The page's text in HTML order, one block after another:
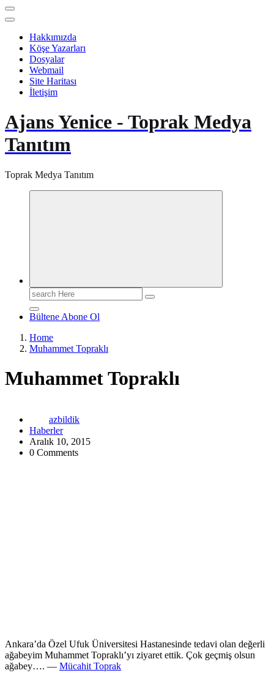
Hakkımızda
Köşe Yazarları
Dosyalar
Webmail
Site Haritası
İletişim
Ajans Yenice - Toprak Medya
Tanıtım
Toprak Medya Tanıtım
Search
for:
Bültene Abone Ol
Home
Muhammet Topraklı
Muhammet Topraklı
azbildik
Haberler
Aralık 10, 2015
0 Comments
Ankara’da Özel Ufuk Üniversitesi Hastanesinde tedavi olan değerli
ağabeyim Muhammet Topraklı’yı ziyaret ettik. Çok geçmiş olsun
ağabey…. — Mücahit Toprak